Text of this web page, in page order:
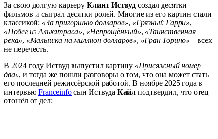
За свою долгую карьеру Клинт Иствуд создал десятки
фильмов и сыграл десятки ролей. Многие из его картин стали
классикой: «За пригоршню долларов», «Грязный Гарри»,
«Побег из Алькатраса», «Непрощённый», «Таинственная
река», «Малышка на миллион долларов», «Гран Торино» – всех
не перечесть.
В 2024 году Иствуд выпустил картину «Присяжный номер
два», и тогда же пошли разговоры о том, что она может стать
его последней режиссёрской работой. В ноябре 2025 года в
интервью Franceinfo сын Иствуда Кайл подтвердил, что отец
отошёл от дел: